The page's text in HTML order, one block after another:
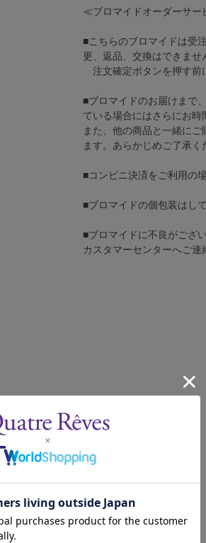
の何れかのサイズになります。
上記のサイズに統一しております。
ます。
≪ブロマイドオーダーサ
■こちらのブロマイドは受
更、返品、交換はできませ
注文確定ボタンを押す前
■ブロマイドのお届けまで
ている場合にはさらにお時
また、他の商品と一緒に
ます。あらかじめご了承く
■コンビニ決済をご利用の
■ブロマイドの個包装はし
■ブロマイドに不良がござ
カスタマーセンターへご連